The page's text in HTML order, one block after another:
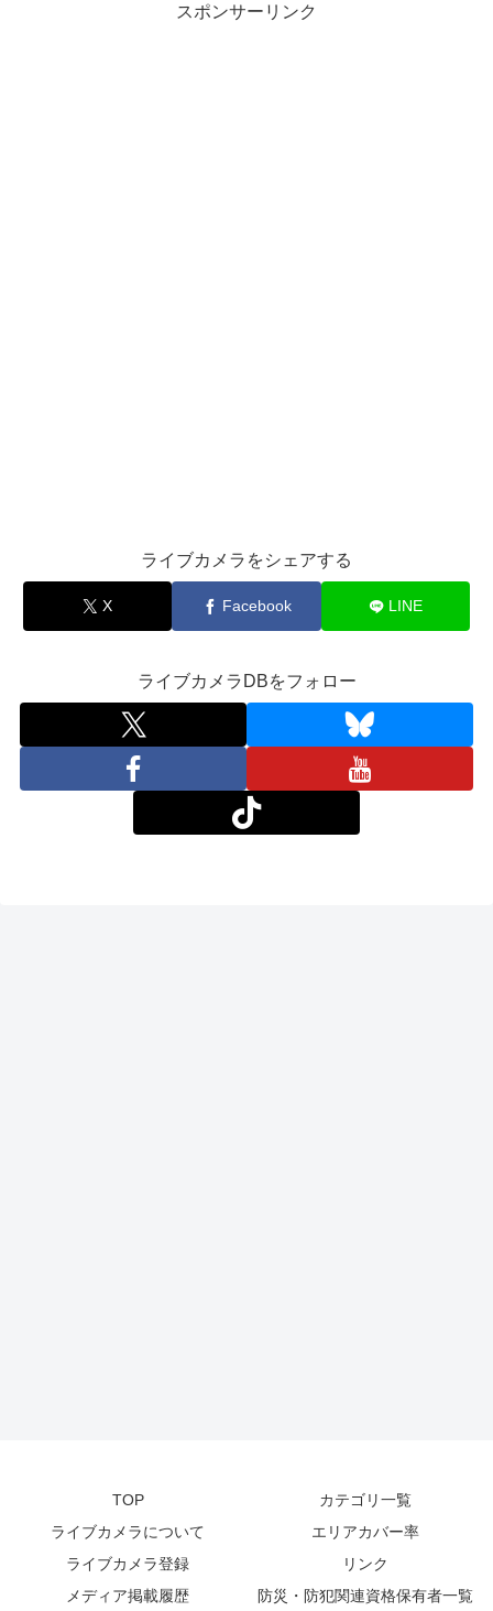
スポンサーリンク
ライブカメラをシェアする
X Facebook LINE
ライブカメラDBをフォロー
TOP
カテゴリ一覧
ライブカメラについて
エリアカバー率
ライブカメラ登録
リンク
メディア掲載履歴
防災・防犯関連資格保有者一覧